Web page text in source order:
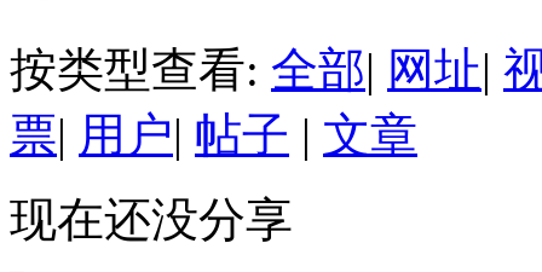
按类型查看: 全部| 网址|
票| 用户| 帖子 | 文章
现在还没分享